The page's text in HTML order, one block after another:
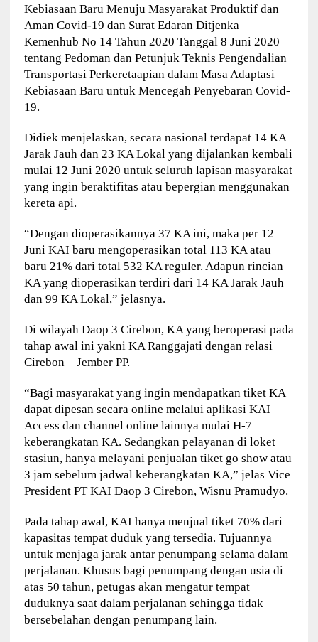
Kebiasaan Baru Menuju Masyarakat Produktif dan
Aman Covid-19 dan Surat Edaran Ditjenka
Kemenhub No 14 Tahun 2020 Tanggal 8 Juni 2020
tentang Pedoman dan Petunjuk Teknis Pengendalian
Transportasi Perkeretaapian dalam Masa Adaptasi
Kebiasaan Baru untuk Mencegah Penyebaran Covid-
19.
Didiek menjelaskan, secara nasional terdapat 14 KA
Jarak Jauh dan 23 KA Lokal yang dijalankan kembali
mulai 12 Juni 2020 untuk seluruh lapisan masyarakat
yang ingin beraktifitas atau bepergian menggunakan
kereta api.
“Dengan dioperasikannya 37 KA ini, maka per 12
Juni KAI baru mengoperasikan total 113 KA atau
baru 21% dari total 532 KA reguler. Adapun rincian
KA yang dioperasikan terdiri dari 14 KA Jarak Jauh
dan 99 KA Lokal,” jelasnya.
Di wilayah Daop 3 Cirebon, KA yang beroperasi pada
tahap awal ini yakni KA Ranggajati dengan relasi
Cirebon – Jember PP.
“Bagi masyarakat yang ingin mendapatkan tiket KA
dapat dipesan secara online melalui aplikasi KAI
Access dan channel online lainnya mulai H-7
keberangkatan KA. Sedangkan pelayanan di loket
stasiun, hanya melayani penjualan tiket go show atau
3 jam sebelum jadwal keberangkatan KA,” jelas Vice
President PT KAI Daop 3 Cirebon, Wisnu Pramudyo.
Pada tahap awal, KAI hanya menjual tiket 70% dari
kapasitas tempat duduk yang tersedia. Tujuannya
untuk menjaga jarak antar penumpang selama dalam
perjalanan. Khusus bagi penumpang dengan usia di
atas 50 tahun, petugas akan mengatur tempat
duduknya saat dalam perjalanan sehingga tidak
bersebelahan dengan penumpang lain.